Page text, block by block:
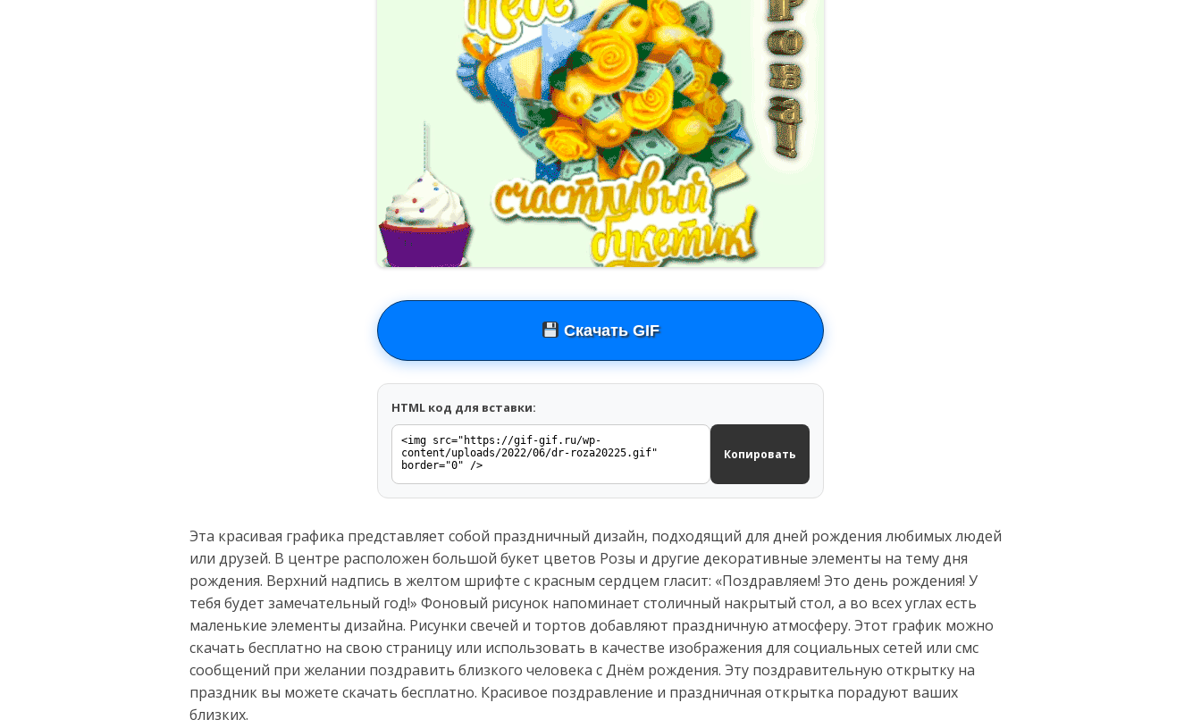
Скачать GIF
HTML код для вставки:
Копировать
Эта красивая графика представляет собой праздничный дизайн, подходящий для дней рождения любимых людей
или друзей. В центре расположен большой букет цветов Розы и другие декоративные элементы на тему дня
рождения. Верхний надпись в желтом шрифте с красным сердцем гласит: «Поздравляем! Это день рождения! У
тебя будет замечательный год!» Фоновый рисунок напоминает столичный накрытый стол, а во всех углах есть
маленькие элементы дизайна. Рисунки свечей и тортов добавляют праздничную атмосферу. Этот график можно
скачать бесплатно на свою страницу или использовать в качестве изображения для социальных сетей или смс
сообщений при желании поздравить близкого человека с Днём рождения. Эту поздравительную открытку на
праздник вы можете скачать бесплатно. Красивое поздравление и праздничная открытка порадуют ваших
близких.